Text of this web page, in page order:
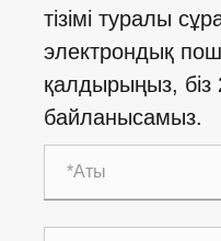
тізімі туралы
электрондық
қалдырыңыз, біз
байланысамыз.